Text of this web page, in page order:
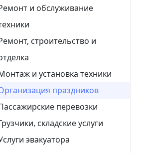
и обслуживание
строительство и
и установка техники
праздников
перевозки
складские услуги
эвакуатора